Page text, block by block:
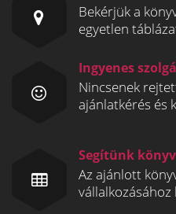
Bekérjük a
egyetlen
Ingyenes
Nincsenek
ajánlatkérés és
Segítünk
Az ajánlott
vállalkozásához